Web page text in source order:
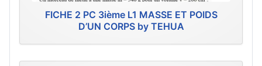
FICHE 2 PC 3ième L1 MASSE ET POIDS
D’UN CORPS by TEHUA